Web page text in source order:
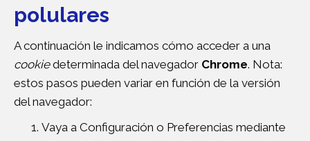
polulares
A continuación le indicamos cómo acceder a una
cookiedeterminada del navegador Chrome. Nota:
estos pasos pueden variar en función de la versión
del navegador:
Vaya a Configuración o Preferencias mediante